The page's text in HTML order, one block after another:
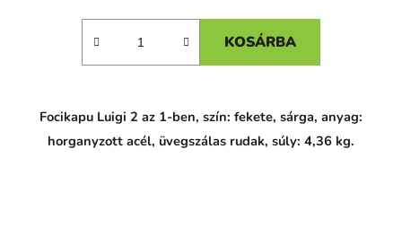
KOSÁRBA
Focikapu Luigi 2 az 1-ben, szín: fekete, sárga, anyag:
horganyzott acél, üvegszálas rudak, súly: 4,36 kg.